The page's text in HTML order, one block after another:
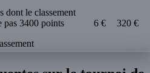
dont le classement
pas 3400 points
6 € 320 €